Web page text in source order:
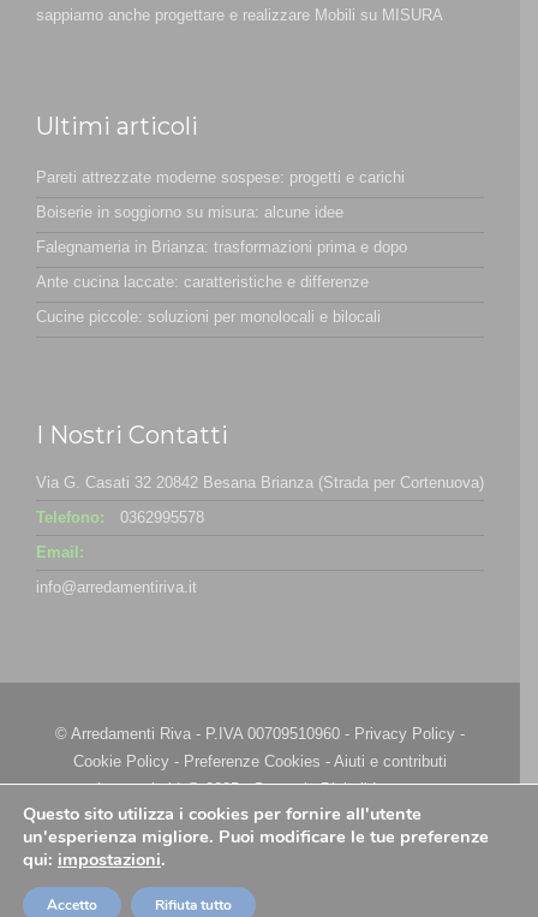
sappiamo anche progettare e realizzare Mobili su MISURA
Ultimi articoli
Pareti attrezzate moderne sospese: progetti e carichi
Boiserie in soggiorno su misura: alcune idee
Falegnameria in Brianza: trasformazioni prima e dopo
Ante cucina laccate: caratteristiche e differenze
Cucine piccole: soluzioni per monolocali e bilocali
I Nostri Contatti
Via G. Casati 32 20842 Besana Brianza (Strada per Cortenuova)
Telefono:
0362995578
Email:
info@arredamentiriva.it
© Arredamenti Riva - P.IVA 00709510960 - Privacy Policy -
Cookie Policy - Preferenze Cookies - Aiuti e contributi
riconosciuti| @ 2025 - Strategie Digitali Innovea
Questo sito utilizza i cookies per fornire all'utente
un'esperienza migliore. Puoi modificare le tue preferenze
qui: impostazioni.
Accetto Rifiuta tutto